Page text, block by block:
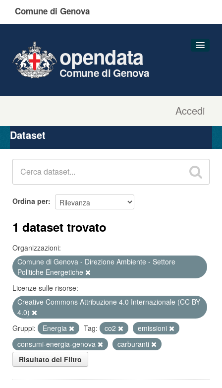
Comune di Genova
Accedi
opendata
Comune di Genova
Organizzazioni
Gruppi
Dataset
Ordina per
1 dataset trovato
Organizzazioni:
Comune di Genova - Direzione Ambiente - Settore
Politiche Energetiche
Licenze sulle risorse:
Creative Commons Attribuzione 4.0 Internazionale (CC BY
4.0)
Gruppi:
Energia Tag: co2
emissioni
consumi-energia-genova
carburanti
Risultato del Filtro